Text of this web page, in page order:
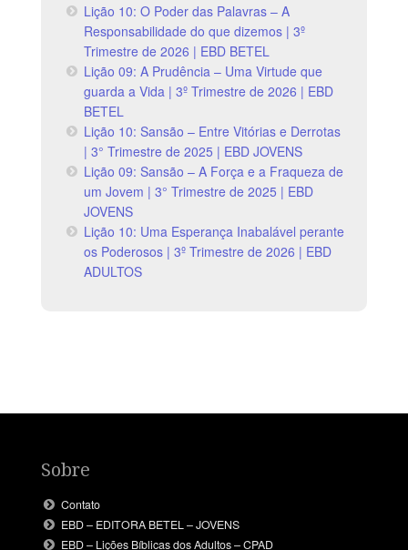
Lição 10: O Poder das Palavras – A
Responsabilidade do que dizemos | 3º
Trimestre de 2026 | EBD BETEL
Lição 09: A Prudência – Uma Virtude que
guarda a Vida | 3º Trimestre de 2026 | EBD
BETEL
Lição 10: Sansão – Entre Vitórias e Derrotas
| 3° Trimestre de 2025 | EBD JOVENS
Lição 09: Sansão – A Força e a Fraqueza de
um Jovem | 3° Trimestre de 2025 | EBD
JOVENS
Lição 10: Uma Esperança Inabalável perante
os Poderosos | 3º Trimestre de 2026 | EBD
ADULTOS
Sobre
Contato
EBD – EDITORA BETEL – JOVENS
EBD – Lições Bíblicas dos Adultos – CPAD